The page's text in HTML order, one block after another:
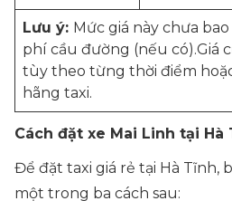
Lưu ý: Mức giá này chưa
phí cầu đường (nếu có).Giá
tùy theo từng thời điểm
hãng taxi.
Cách đặt xe Mai Linh tại Hà
Để đặt taxi giá rẻ tại Hà Tĩnh,
một trong ba cách sau: